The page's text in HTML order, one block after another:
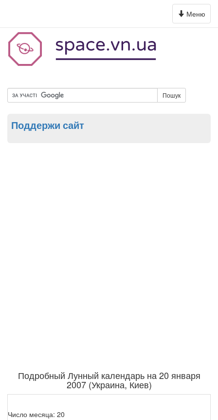
Toggle
navigation
Меню
Пошук
Поддержи сайт
Подробный Лунный календарь на 20 января
2007 (Украина, Киев)
Число месяца: 20